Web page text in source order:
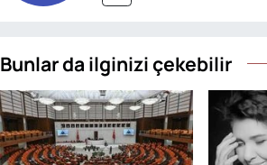
Bunlar da ilginizi çekebilir